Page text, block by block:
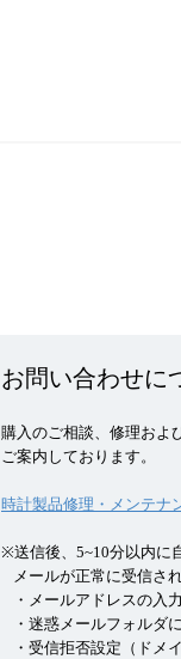
お問い合わせに
購入のご相談、修理およ
ご案内しております。
時計製品修理・メンテナ
※送信後、5~10分以内に
メールが正常に受信さ
・メールアドレスの入
・迷惑メールフォルダ
・受信拒否設定（ドメ